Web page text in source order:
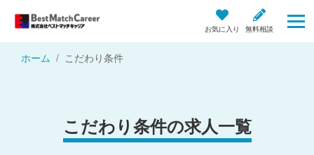
お気に入り 無料相談
ホーム こだわり条件
こだわり条件の求人一覧